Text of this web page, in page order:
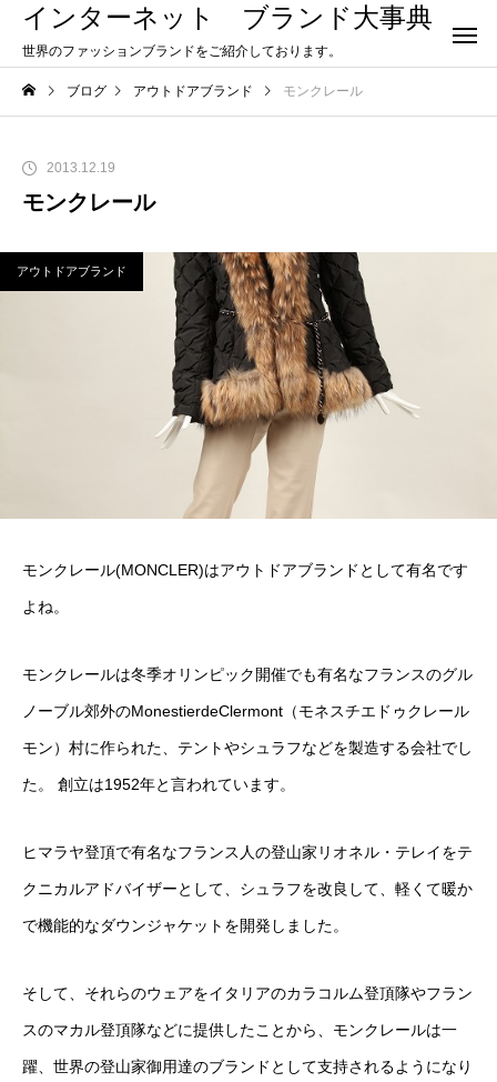
インターネット ブランド大事典
世界のファッションブランドをご紹介しております。
ブログ アウトドアブランド モンクレール
2013.12.19
モンクレール
アウトドアブランド
モンクレール(MONCLER)はアウトドアブランドとして有名です
よね。
モンクレールは冬季オリンピック開催でも有名なフランスのグル
ノーブル郊外のMonestierdeClermont（モネスチエドゥクレール
モン）村に作られた、テントやシュラフなどを製造する会社でし
た。 創立は1952年と言われています。
ヒマラヤ登頂で有名なフランス人の登山家リオネル・テレイをテ
クニカルアドバイザーとして、シュラフを改良して、軽くて暖か
で機能的なダウンジャケットを開発しました。
そして、それらのウェアをイタリアのカラコルム登頂隊やフラン
スのマカル登頂隊などに提供したことから、モンクレールは一
躍、世界の登山家御用達のブランドとして支持されるようになり